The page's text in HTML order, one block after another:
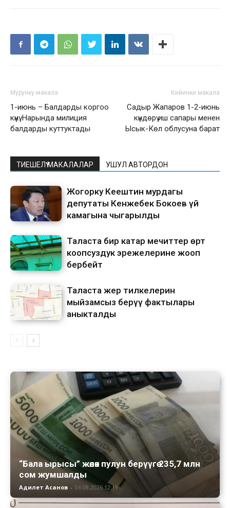
Мурунку макала
1-июнь – Балдарды коргоо
күнү. Нарында милиция
балдарды куттуктады
Кийинки макала
Садыр Жапаров 1-2-июнь
күндөрү иш сапары менен
Ысык-Көл облусуна барат
ТИЕШЕЛҮҮ МАКАЛАЛАР УШУЛ АВТОРДОН
Жогорку Кеңештин мурдагы
депутаты Кенжебек Бокоев үй
камагына чыгарылды
Таласта бир катар мечиттер өрт
коопсуздук эрежелерине жооп
бербейт
Таласта жер тилкелерин
мыйзамсыз берүү фактылары
аныкталды
“Бала ырысы” жөлөк пулун берүүгө 235,7 млн
сом жумшалды
Адилет Асанов - 06.08.2026 12:19